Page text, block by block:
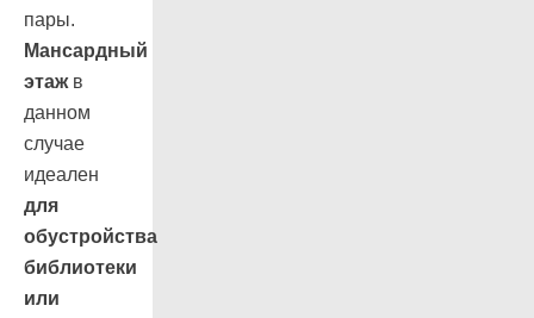
пары.
Мансардный
этажв
данном
случае
идеален
для
обустройства
библиотеки
или